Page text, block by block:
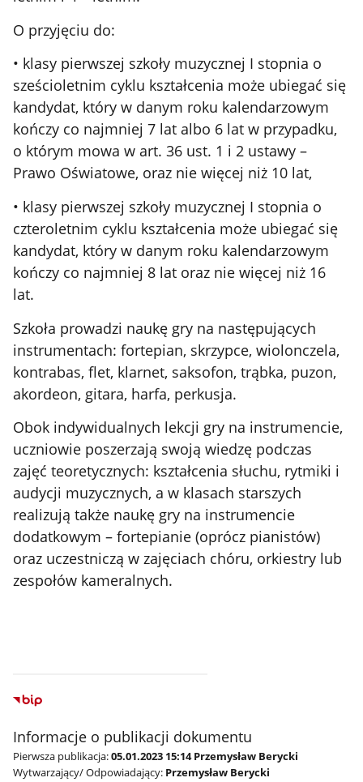
O przyjęciu do:
• klasy pierwszej szkoły muzycznej I stopnia o
sześcioletnim cyklu kształcenia może ubiegać się
kandydat, który w danym roku kalendarzowym
kończy co najmniej 7 lat albo 6 lat w przypadku,
o którym mowa w art. 36 ust. 1 i 2 ustawy –
Prawo Oświatowe, oraz nie więcej niż 10 lat,
• klasy pierwszej szkoły muzycznej I stopnia o
czteroletnim cyklu kształcenia może ubiegać się
kandydat, który w danym roku kalendarzowym
kończy co najmniej 8 lat oraz nie więcej niż 16
lat.
Szkoła prowadzi naukę gry na następujących
instrumentach: fortepian, skrzypce, wiolonczela,
kontrabas, flet, klarnet, saksofon, trąbka, puzon,
akordeon, gitara, harfa, perkusja.
Obok indywidualnych lekcji gry na instrumencie,
uczniowie poszerzają swoją wiedzę podczas
zajęć teoretycznych: kształcenia słuchu, rytmiki i
audycji muzycznych, a w klasach starszych
realizują także naukę gry na instrumencie
dodatkowym – fortepianie (oprócz pianistów)
oraz uczestniczą w zajęciach chóru, orkiestry lub
zespołów kameralnych.
Informacje o publikacji dokumentu
Pierwsza publikacja:05.01.2023 15:14 Przemysław Berycki
Wytwarzający/ Odpowiadający: Przemysław Berycki